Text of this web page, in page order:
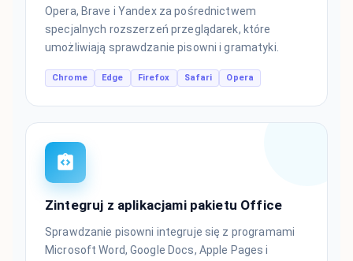
Opera, Brave i Yandex za pośrednictwem
specjalnych rozszerzeń przeglądarek, które
umożliwiają sprawdzanie pisowni i gramatyki.
Chrome Edge Firefox Safari Opera
Zintegruj z aplikacjami pakietu Office
Sprawdzanie pisowni integruje się z programami
Microsoft Word, Google Docs, Apple Pages i